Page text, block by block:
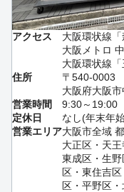
アクセス
大阪環状線
大阪メトロ
大阪環状線
住所
〒540-0003
大阪府大阪
営業時間
9:30～19:00
定休日
なし(年末年
営業エリア大阪市全域
大正区・天
東成区・生
区・東住吉
区・平野区